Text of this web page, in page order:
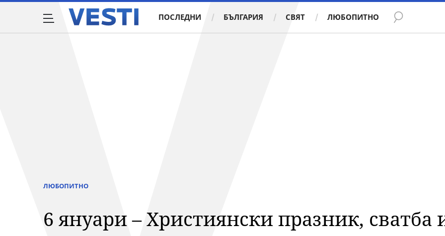
ПОСЛЕДНИ БЪЛГАРИЯ СВЯТ ЛЮБОПИТНО
ЛЮБОПИТНО
6 януари – Християнски празник, сватба